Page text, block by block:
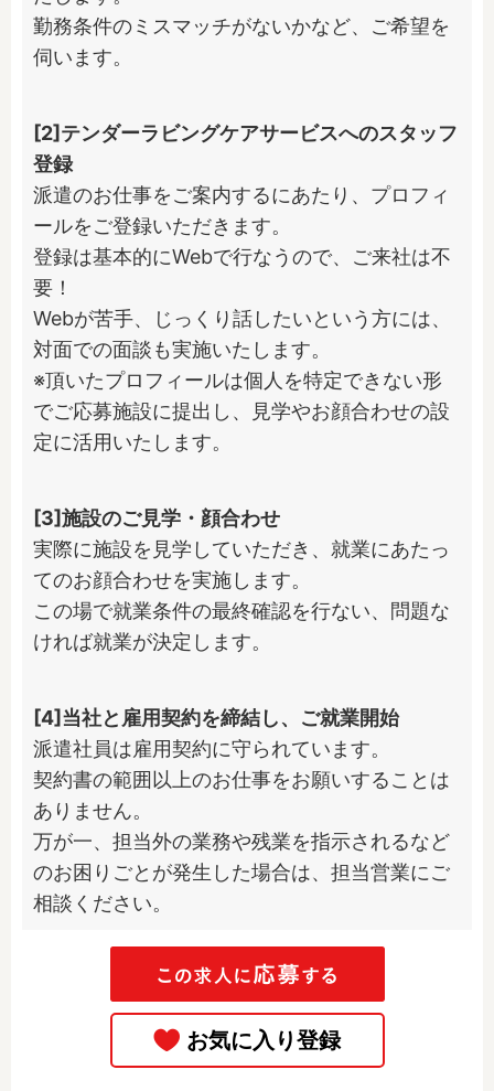
勤務条件のミスマッチがないかなど、ご希望を
伺います。
[2]テンダーラビングケアサービスへのスタッフ
登録
派遣のお仕事をご案内するにあたり、プロフィ
ールをご登録いただきます。
登録は基本的にWebで行なうので、ご来社は不
要！
Webが苦手、じっくり話したいという方には、
対面での面談も実施いたします。
※頂いたプロフィールは個人を特定できない形
でご応募施設に提出し、見学やお顔合わせの設
定に活用いたします。
[3]施設のご見学・顔合わせ
実際に施設を見学していただき、就業にあたっ
てのお顔合わせを実施します。
この場で就業条件の最終確認を行ない、問題な
ければ就業が決定します。
[4]当社と雇用契約を締結し、ご就業開始
派遣社員は雇用契約に守られています。
契約書の範囲以上のお仕事をお願いすることは
ありません。
万が一、担当外の業務や残業を指示されるなど
のお困りごとが発生した場合は、担当営業にご
相談ください。